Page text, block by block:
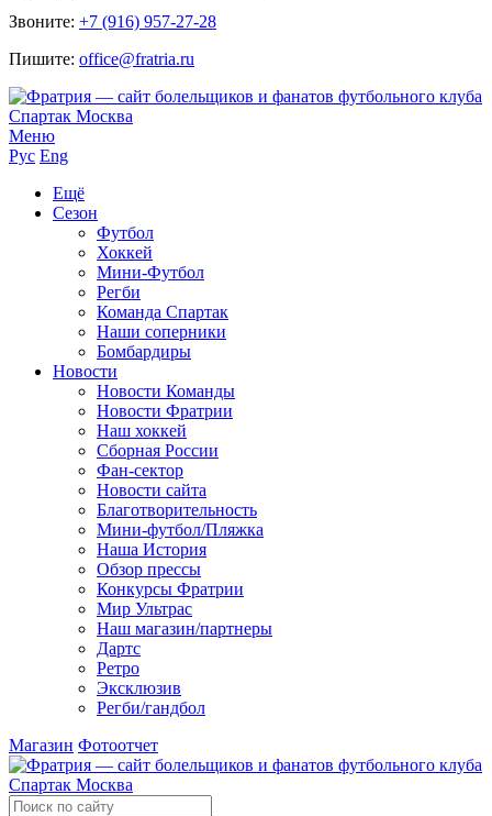
Звоните: +7 (916) 957-27-28
Пишите: office@fratria.ru
Меню
Рус Eng
Ещё
Сезон
Футбол
Хоккей
Мини-Футбол
Регби
Команда Спартак
Наши соперники
Бомбардиры
Новости
Новости Команды
Новости Фратрии
Наш хоккей
Сборная России
Фан-cектор
Новости сайта
Благотворительность
Мини-футбол/Пляжка
Наша История
Обзор прессы
Конкурсы Фратрии
Мир Ультрас
Наш магазин/партнеры
Дартс
Ретро
Эксклюзив
Регби/гандбол
Магазин Фотоотчет